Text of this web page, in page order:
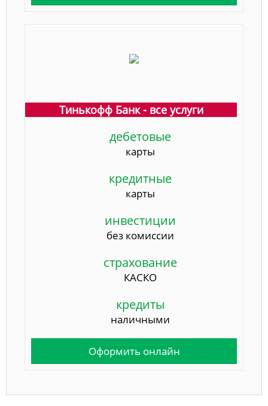
Тинькофф Банк - все услуги
дебетовые
карты
кредитные
карты
инвестиции
без комиссии
страхование
КАСКО
кредиты
наличными
Оформить онлайн